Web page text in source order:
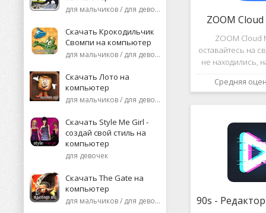
для мальчиков / для девочек
Скачать Крокодильчик
Свомпи на компьютер
для мальчиков / для девочек
Скачать Лото на
компьютер
для мальчиков / для девочек
Скачать Style Me Girl -
создай свой стиль на
компьютер
для девочек
Скачать The Gate на
компьютер
для мальчиков / для девочек
ZOOM
ZOOM Cloud
оставайтесь на
не находились,
или
Средняя